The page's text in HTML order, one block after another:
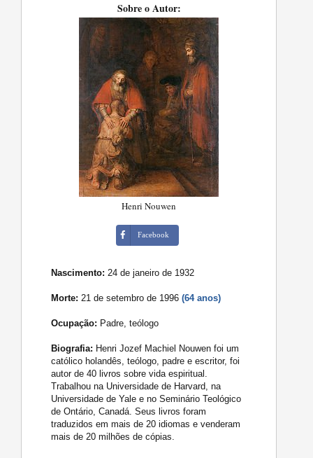
Sobre o Autor:
Henri Nouwen
Facebook
Nascimento: 24 de janeiro de 1932
Morte: 21 de setembro de 1996(64 anos)
Ocupação: Padre, teólogo
Biografia: Henri Jozef Machiel Nouwen foi um
católico holandês, teólogo, padre e escritor, foi
autor de 40 livros sobre vida espiritual.
Trabalhou na Universidade de Harvard, na
Universidade de Yale e no Seminário Teológico
de Ontário, Canadá. Seus livros foram
traduzidos em mais de 20 idiomas e venderam
mais de 20 milhões de cópias.